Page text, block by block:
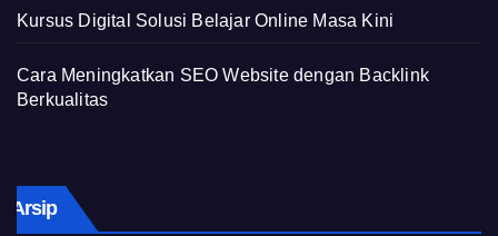
Kursus Digital Solusi Belajar Online Masa Kini
Cara Meningkatkan SEO Website dengan Backlink
Berkualitas
Arsip